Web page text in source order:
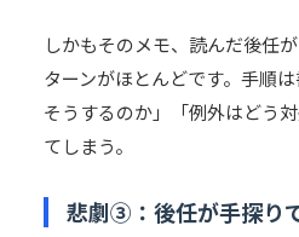
しかもそのメモ、読んだ後任
ターンがほとんどです。手順
そうするのか」「例外はどう
てしまう。
悲劇③：後任が手探り